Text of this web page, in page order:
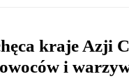
kraje Azji
i